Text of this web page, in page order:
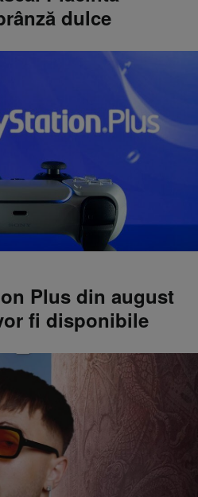
dulce
Plus din august
fi disponibile